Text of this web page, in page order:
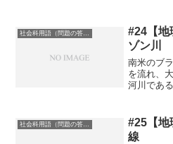
#24【
ゾン川
南米のブ
を流れ、
河川であ
ントワー
歴史 地理
社会科用語（問題の答え）
#25【
線